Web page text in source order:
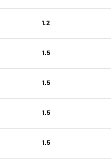
1.2
1.5
1.5
1.5
1.5